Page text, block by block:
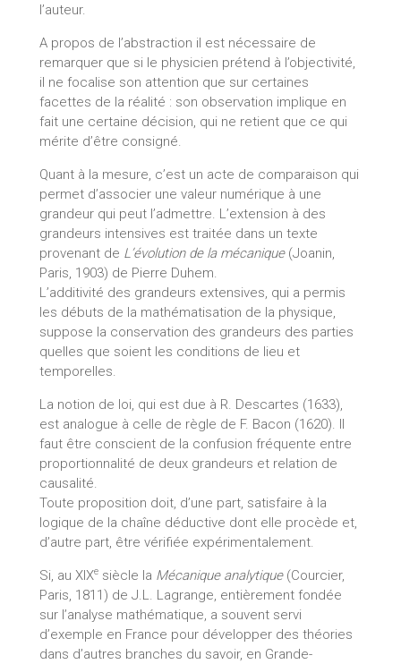
l’auteur.
A propos de l’abstraction il est nécessaire de
remarquer que si le physicien prétend à l’objectivité,
il ne focalise son attention que sur certaines
facettes de la réalité : son observation implique en
fait une certaine décision, qui ne retient que ce qui
mérite d’être consigné.
Quant à la mesure, c’est un acte de comparaison qui
permet d’associer une valeur numérique à une
grandeur qui peut l’admettre. L’extension à des
grandeurs intensives est traitée dans un texte
provenant de L’évolution de la mécanique(Joanin,
Paris, 1903) de Pierre Duhem.
L’additivité des grandeurs extensives, qui a permis
les débuts de la mathématisation de la physique,
suppose la conservation des grandeurs des parties
quelles que soient les conditions de lieu et
temporelles.
La notion de loi, qui est due à R. Descartes (1633),
est analogue à celle de règle de F. Bacon (1620). Il
faut être conscient de la confusion fréquente entre
proportionnalité de deux grandeurs et relation de
causalité.
Toute proposition doit, d’une part, satisfaire à la
logique de la chaîne déductive dont elle procède et,
d’autre part, être vérifiée expérimentalement.
Si, au XIXesiècle la Mécanique analytique (Courcier,
Paris, 1811) de J.L. Lagrange, entièrement fondée
sur l’analyse mathématique, a souvent servi
d’exemple en France pour développer des théories
dans d’autres branches du savoir, en Grande-